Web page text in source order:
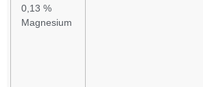
0,13 %
Magnesium